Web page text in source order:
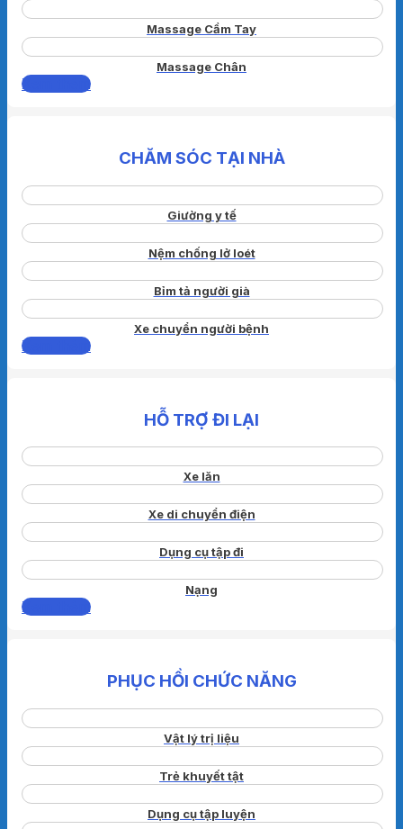
Massage Cầm Tay
Massage Chân
Xem thêm
CHĂM SÓC TẠI NHÀ
Giường y tế
Nệm chống lở loét
Bỉm tả người già
Xe chuyển người bệnh
Xem thêm
HỖ TRỢ ĐI LẠI
Xe lăn
Xe di chuyển điện
Dụng cụ tập đi
Nạng
Xem thêm
PHỤC HỒI CHỨC NĂNG
Vật lý trị liệu
Trẻ khuyết tật
Dụng cụ tập luyện